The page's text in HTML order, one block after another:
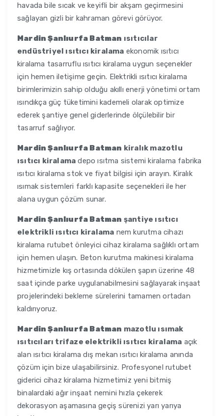
havada bile sıcak ve keyifli bir akşam geçirmesini
sağlayan gizli bir kahraman görevi görüyor.
Mardin Şanlıurfa Batman ısıtıcılar
endüstriyel ısıtıcı kiralama ekonomik ısıtıcı
kiralama tasarruflu ısıtıcı kiralama uygun seçenekler
için hemen iletişime geçin. Elektrikli ısıtıcı kiralama
birimlerimizin sahip olduğu akıllı enerji yönetimi ortam
ısındıkça güç tüketimini kademeli olarak optimize
ederek şantiye genel giderlerinde ölçülebilir bir
tasarruf sağlıyor.
Mardin Şanlıurfa Batman kiralık mazotlu
ısıtıcı kiralama depo ısıtma sistemi kiralama fabrika
ısıtıcı kiralama stok ve fiyat bilgisi için arayın. Kiralık
ısımak sistemleri farklı kapasite seçenekleri ile her
alana uygun çözüm sunar.
Mardin Şanlıurfa Batman şantiye ısıtıcı
elektrikli ısıtıcı kiralama nem kurutma cihazı
kiralama rutubet önleyici cihaz kiralama sağlıklı ortam
için hemen ulaşın. Beton kurutma makinesi kiralama
hizmetimizle kış ortasında dökülen şapın üzerine 48
saat içinde parke uygulanabilmesini sağlayarak inşaat
projelerindeki bekleme sürelerini tamamen ortadan
kaldırıyoruz.
Mardin Şanlıurfa Batman mazotlu ısımak
ısıtıcıları trifaze elektrikli ısıtıcı kiralama açık
alan ısıtıcı kiralama dış mekan ısıtıcı kiralama anında
çözüm için bize ulaşabilirsiniz. Profesyonel rutubet
giderici cihaz kiralama hizmetimiz yeni bitmiş
binalardaki ağır inşaat nemini hızla çekerek
dekorasyon aşamasına geçiş sürenizi yarı yarıya